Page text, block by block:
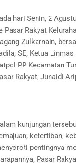
hari Senin, 2
Pasar Rakyat
Zulkarnain,
SE, Ketua
PP Kecamatan
Rakyat, Junaidi
kunjungan
ketertiban,
pentingnya
Pasar